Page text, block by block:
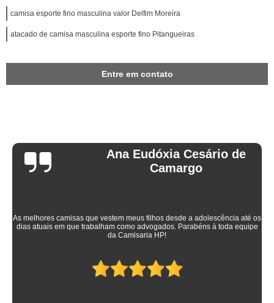
camisa esporte fino masculina valor Delfim Moreira
atacado de camisa masculina esporte fino Pitangueiras
Entre em contato
Ana Eudóxia Cesário de
Camargo
As melhores camisas que vestem meus filhos desde a adolescência até os
dias atuais em que trabalham como advogados. Parabéns à toda equipe
da Camisaria HP!